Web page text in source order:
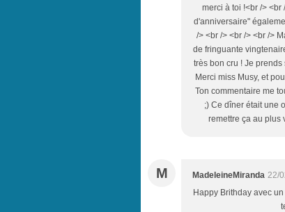
merci à toi !<br />
d'anniversaire"
/> <br /> <br /> <br />
de fringuante
très bon cru ! Je
Merci miss Musy, et
Ton commentaire me
;) Ce dîner était une
remettre ça au plus
M MadeleineMiranda 22/
Happy Brithday avec